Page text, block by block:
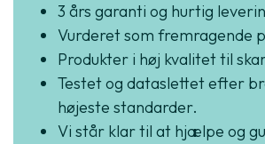
3 års garanti og hurtig
Vurderet som fremragende
Produkter i høj kvalitet til
Testet og dataslettet efter
højeste standarder.
Vi står klar til at hjælpe og